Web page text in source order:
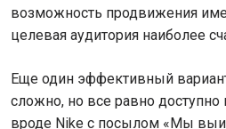
возможность продвижения
целевая аудитория наиболее
Еще один эффективный
сложно, но все равно доступно
вроде Nike c посылом «Мы